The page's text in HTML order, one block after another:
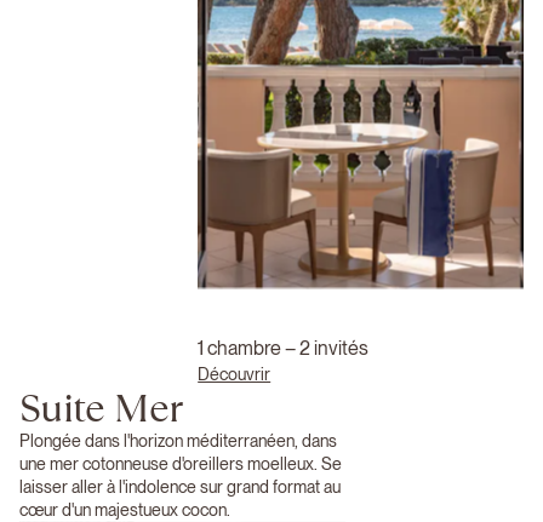
1 chambre – 2 invités
Découvrir
Suite Mer
Plongée dans l'horizon méditerranéen, dans
une mer cotonneuse d'oreillers moelleux. Se
laisser aller à l'indolence sur grand format au
cœur d'un majestueux cocon.